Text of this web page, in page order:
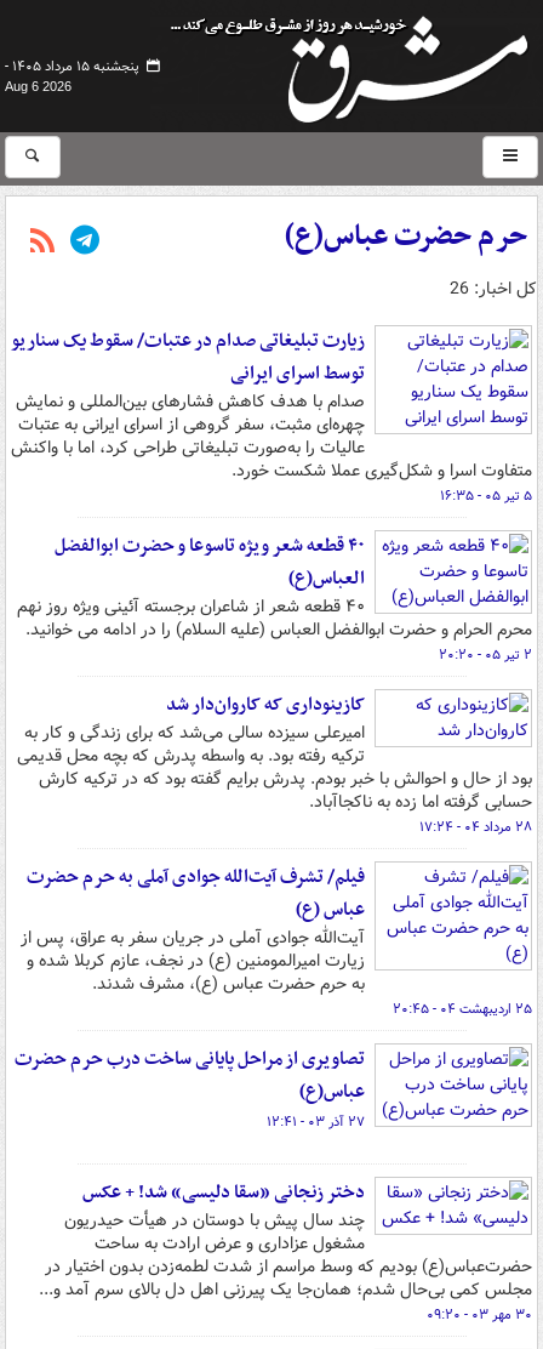
پنجشنبه ۱۵ مرداد ۱۴۰۵ -
Aug 6 2026
حرم حضرت عباس(ع)
کل اخبار: 26
زیارت تبلیغاتی صدام در عتبات/ سقوط یک سناریو
توسط اسرای ایرانی
صدام با هدف کاهش فشارهای بین‌المللی و نمایش
چهره‌ای مثبت، سفر گروهی از اسرای ایرانی به عتبات
عالیات را به‌صورت تبلیغاتی طراحی کرد، اما با واکنش
متفاوت اسرا و شکل‌گیری عملا شکست خورد.
۵ تیر ۰۵ - ۱۶:۳۵
۴۰ قطعه شعر ویژه تاسوعا و حضرت ابوالفضل
العباس(ع)
۴۰ قطعه شعر از شاعران برجسته آئینی ویژه روز نهم
محرم الحرام و حضرت ابوالفضل العباس (علیه السلام) را در ادامه می خوانید.
۲ تیر ۰۵ - ۲۰:۲۰
کازینوداری که کاروان‌دار شد
امیرعلی سیزده سالی می‌شد که برای زندگی و کار به
ترکیه رفته بود. به واسطه پدرش که بچه محل قدیمی
بود از حال و احوالش با خبر بودم. پدرش برایم گفته بود که در ترکیه کارش
حسابی گرفته اما زده به ناکجاآباد.
۲۸ مرداد ۰۴ - ۱۷:۲۴
فیلم/ تشرف آیت‌الله جوادی آملی به حرم حضرت
عباس (ع)
آیت‌الله جوادی آملی در جریان سفر به عراق، پس از
زیارت امیرالمومنین (ع) در نجف، عازم کربلا شده و
به حرم حضرت عباس (ع)، مشرف شدند.
۲۵ اردیبهشت ۰۴ - ۲۰:۴۵
تصاویری از مراحل پایانی ساخت درب حرم حضرت
عباس(ع)
۲۷ آذر ۰۳ - ۱۲:۴۱
دختر زنجانی «سقا دلیسی» شد! + عکس
چند سال پیش با دوستان در هیأت حیدریون
مشغول عزاداری و عرض ارادت به ساحت
حضرت‌عباس(ع) بودیم که وسط مراسم از شدت لطمه‌زدن بدون اختیار در
مجلس کمی بی‌حال شدم‌؛ همان‌جا یک پیرزنی اهل دل بالای سرم آمد و...
۳۰ مهر ۰۳ - ۰۹:۲۰